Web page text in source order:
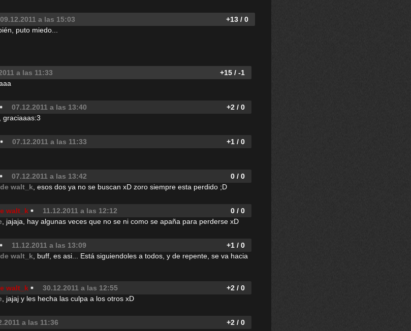
09.12.2011 a las 15:03
+13 / 0
puto miedo...
a las 11:33
+15 / -1
07.12.2011 a las 13:40
+2 / 0
, graciaaas:3
07.12.2011 a las 11:33
+1 / 0
07.12.2011 a las 13:42
0 / 0
walt_k , esos dos ya no se buscan xD zoro siempre esta perdido ;D
walt_k 11.12.2011 a las 12:12
0 / 0
, jajaja, hay algunas veces que no se ni como se apaña para perderse xD
11.12.2011 a las 13:09
+1 / 0
walt_k , buff, es asi... Está siguiendoles a todos, y de repente, se va hacia
walt_k 30.12.2011 a las 12:55
+2 / 0
, jajaj y les hecha las culpa a los otros xD
a las 11:36
+2 / 0